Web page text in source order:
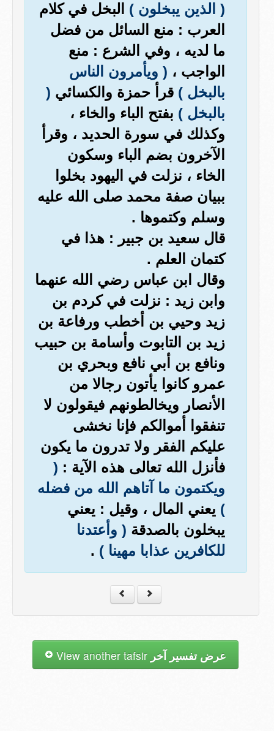
( الذين يبخلون ) البخل في كلام
العرب : منع السائل من فضل
ما لديه ، وفي الشرع : منع
الواجب ، ( ويأمرون الناس
بالبخل ) قرأ حمزة والكسائي (
بالبخل ) بفتح الباء والخاء ،
وكذلك في سورة الحديد ، وقرأ
الآخرون بضم الباء وسكون
الخاء ، نزلت في اليهود بخلوا
ببيان صفة محمد صلى الله عليه
وسلم وكتموها .
قال سعيد بن جبير : هذا في
كتمان العلم .
وقال ابن عباس رضي الله عنهما
وابن زيد : نزلت في كردم بن
زيد وحيي بن أخطب ورفاعة بن
زيد بن التابوت وأسامة بن حبيب
ونافع بن أبي نافع وبحري بن
عمرو كانوا يأتون رجالا من
الأنصار ويخالطونهم فيقولون لا
تنفقوا أموالكم فإنا نخشى
عليكم الفقر ولا تدرون ما يكون
فأنزل الله تعالى هذه الآية : (
ويكتمون ما آتاهم الله من فضله
) يعني المال ، وقيل : يعني
يبخلون بالصدقة ( وأعتدنا
للكافرين عذابا مهينا ) .
عرض تفسير آخر